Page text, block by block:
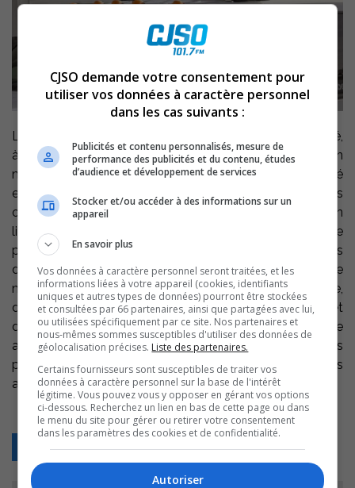
Les policiers de la MRC de Pierre-De Saurel ont effectué,
à Saint-Robert, le 21 mai dernier, une opération en
matière de trafic de stupéfiants. Les perquisitions ont été
effectuées dans une résidence et deux véhicules. Elles
ont permis la saisie d’environ 3 300 ml de stupéfiant en
liquide, de plus de 10 gr de cocaïne, d’une quarantaine de
plants de cannabis, de plus de 120 gr de cannabis sous
différentes formes, de plus de 80 comprimés de
médicaments d’ordonnance et de méthamphétamine,
de près de 6 500$ en argent canadien, de cellulaires et
d’équipements servant au trafic de stupéfiants. Aucune
arrestation n’a, pour le moment, été effectuée mais les
personnes visées pourraient faire face à d’éventuelles
accusations en matière de trafic de stupéfiants.
Retour
CJSO demande votre consentement pour
utiliser vos données à caractère personnel
dans les cas suivants :
Publicités et contenu personnalisés, mesure de
performance des publicités et du contenu, études
d’audience et développement de services
Stocker et/ou accéder à des informations sur un
appareil
En savoir plus
Vos données à caractère personnel seront traitées, et les
informations liées à votre appareil (cookies, identifiants
uniques et autres types de données) pourront être stockées
et consultées par 66 partenaires, ainsi que partagées avec lui,
ou utilisées spécifiquement par ce site. Nos partenaires et
nous-mêmes sommes susceptibles d'utiliser des données de
géolocalisation précises. Liste des partenaires.
Certains fournisseurs sont susceptibles de traiter vos
données à caractère personnel sur la base de l'intérêt
légitime. Vous pouvez vous y opposer en gérant vos options
ci-dessous. Recherchez un lien en bas de cette page ou dans
le menu du site pour gérer ou retirer votre consentement
dans les paramètres des cookies et de confidentialité.
Autoriser